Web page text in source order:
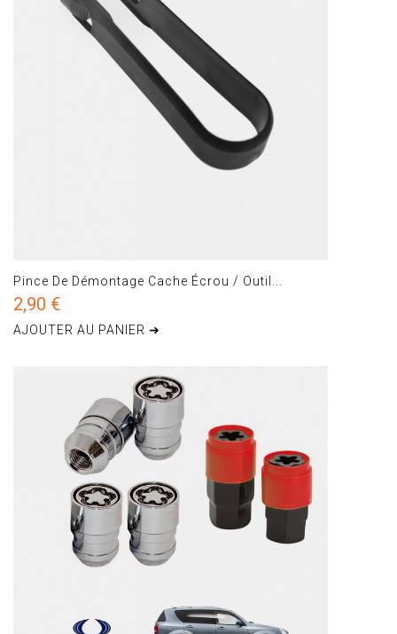
Pince De Démontage Cache Écrou / Outil...
2,90 €
AJOUTER AU PANIER ➔